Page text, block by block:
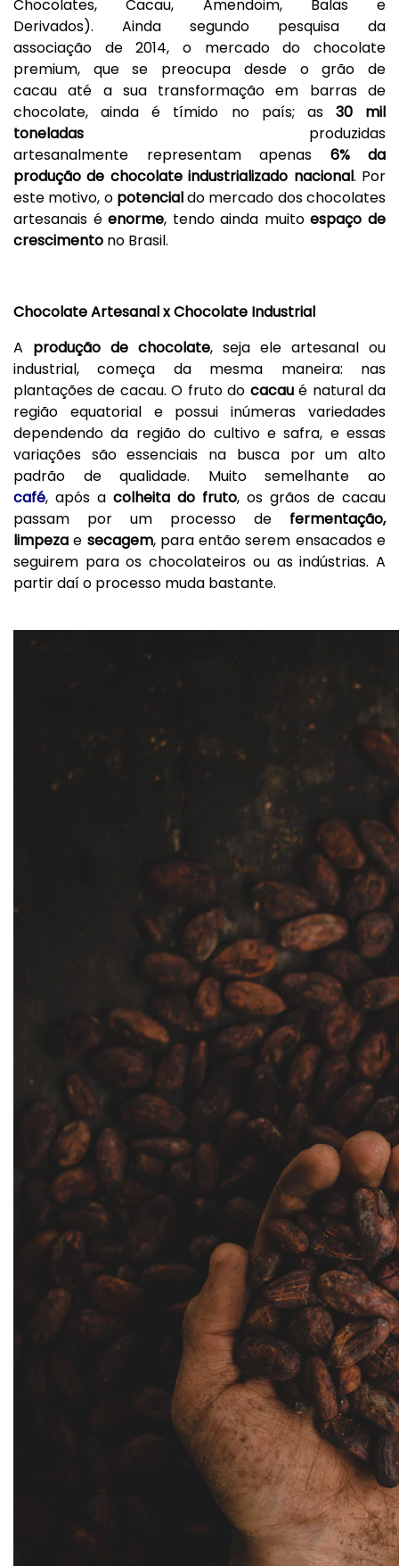
Chocolates, Cacau, Amendoim, Balas e
Derivados). Ainda segundo pesquisa da
associação de 2014, o mercado do chocolate
premium, que se preocupa desde o grão de
cacau até a sua transformação em barras de
chocolate, ainda é tímido no país; as 30 mil
toneladas produzidas
artesanalmente representam apenas 6% da
produçãode chocolate industrializado nacional. Por
este motivo, o potencialdo mercado dos chocolates
artesanais éenorme, tendo ainda muitoespaço de
crescimento no Brasil.
ChocolateArtesanal x Chocolate Industrial
A produção de chocolate, seja ele artesanal ou
industrial, começa da mesma maneira: nas
plantações de cacau. O fruto do cacaué natural da
região equatorial e possui inúmeras variedades
dependendo da região do cultivo e safra, e essas
variações são essenciais na busca por um alto
padrão de qualidade. Muito semelhante ao
café, após a colheita do fruto, os grãos de cacau
passam por um processo de fermentação,
limpezae secagem, para então serem ensacados e
seguirem para os chocolateiros ou as indústrias. A
partir daí o processo muda bastante.